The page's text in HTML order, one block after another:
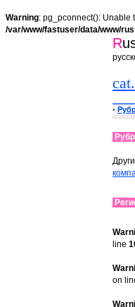
Warning: pg_pconnect(): Unable
/var/www/fastuser/data/www/
R
•
line
on